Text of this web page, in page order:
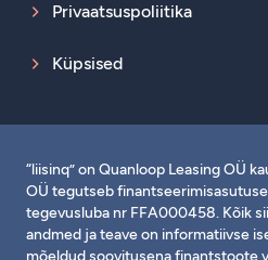
Privaatsuspoliitika
Küpsised
“liisinq” on Quanloop Leasing OÜ
OÜ tegutseb
tegevusluba nr FFA000458. Kõik
andmed ja teave on informatiivse
mõeldud soovitusena finantstoote